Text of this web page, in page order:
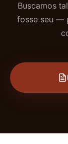
Buscamos
fosse seu —